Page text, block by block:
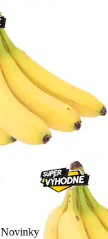
Novinky